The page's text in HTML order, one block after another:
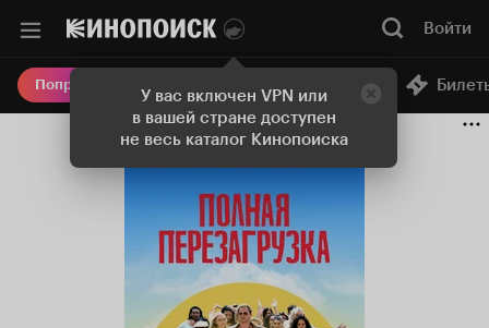
У вас включен VPN или
в вашей стране доступен
не весь каталог Кинопоиска
Войти
Попробовать Плюс Онлайн-кинотеатр